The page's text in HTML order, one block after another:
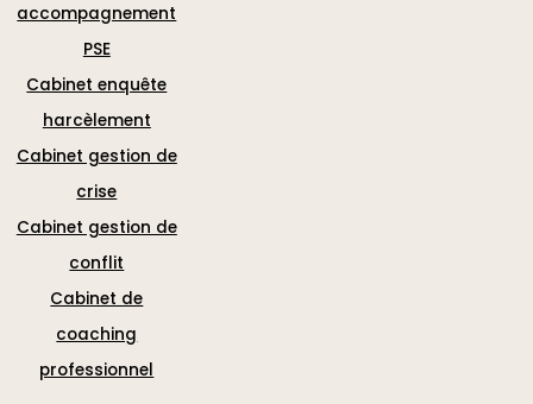
accompagnement
PSE
Cabinet enquête
harcèlement
Cabinet gestion de
crise
Cabinet gestion de
conflit
Cabinet de
coaching
professionnel